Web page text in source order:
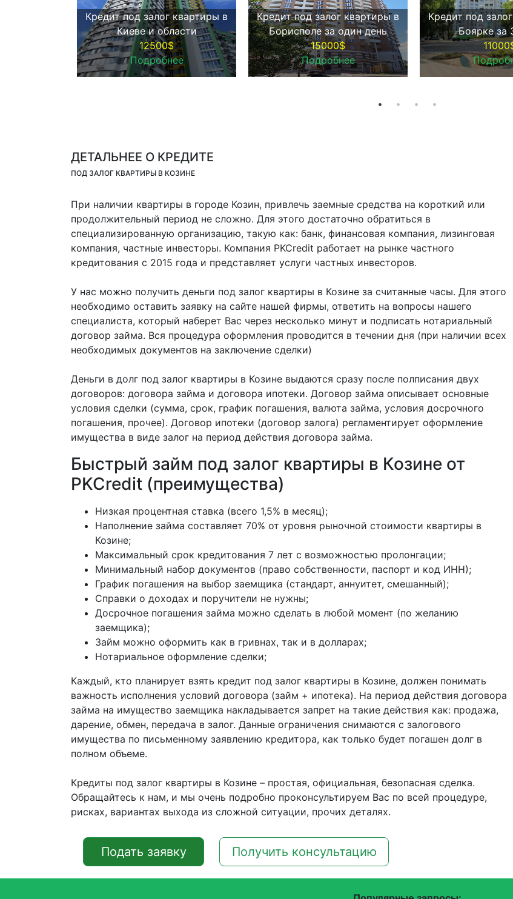
Кредит под залог квартиры в
Киеве и области
12500$
Подробнее
Кредит под залог квартиры в
Борисполе за один день
15000$
Подробнее
Кредит под
Боярке за
ДЕТАЛЬНЕЕ О КРЕДИТЕ
ПОД ЗАЛОГ КВАРТИРЫ В КОЗИНЕ
При наличии квартиры в городе Козин, привлечь заемные средства на короткий или
продолжительный период не сложно. Для этого достаточно обратиться в
специализированную организацию, такую как: банк, финансовая компания, лизинговая
компания, частные инвесторы. Компания PKCredit работает на рынке частного
кредитования с 2015 года и представляет услуги частных инвесторов.
У нас можно получить деньги под залог квартиры в Козине за считанные часы. Для этого
необходимо оставить заявку на сайте нашей фирмы, ответить на вопросы нашего
специалиста, который наберет Вас через несколько минут и подписать нотариальный
договор займа. Вся процедура оформления проводится в течении дня (при наличии всех
необходимых документов на заключение сделки)
Деньги в долг под залог квартиры в Козине выдаются сразу после полписания двух
договоров: договора займа и договора ипотеки. Договор займа описывает основные
условия сделки (сумма, срок, график погашения, валюта займа, условия досрочного
погашения, прочее). Договор ипотеки (договор залога) регламентирует оформление
имущества в виде залог на период действия договора займа.
Быстрый займ под залог квартиры в Козине от
PKCredit (преимущества)
Низкая процентная ставка (всего 1,5% в месяц);
Наполнение займа составляет 70% от уровня рыночной стоимости квартиры в
Козине;
Максимальный срок кредитования 7 лет с возможностью пролонгации;
Минимальный набор документов (право собственности, паспорт и код ИНН);
График погашения на выбор заемщика (стандарт, аннуитет, смешанный);
Справки о доходах и поручители не нужны;
Досрочное погашения займа можно сделать в любой момент (по желанию
заемщика);
Займ можно оформить как в гривнах, так и в долларах;
Нотариальное оформление сделки;
Каждый, кто планирует взять кредит под залог квартиры в Козине, должен понимать
важность исполнения условий договора (займ + ипотека). На период действия договора
займа на имущество заемщика накладывается запрет на такие действия как: продажа,
дарение, обмен, передача в залог. Данные ограничения снимаются с залогового
имущества по письменному заявлению кредитора, как только будет погашен долг в
полном объеме.
Кредиты под залог квартиры в Козине – простая, официальная, безопасная сделка.
Обращайтесь к нам, и мы очень подробно проконсультируем Вас по всей процедуре,
рисках, вариантах выхода из сложной ситуации, прочих деталях.
Подать заявку Получить консультацию